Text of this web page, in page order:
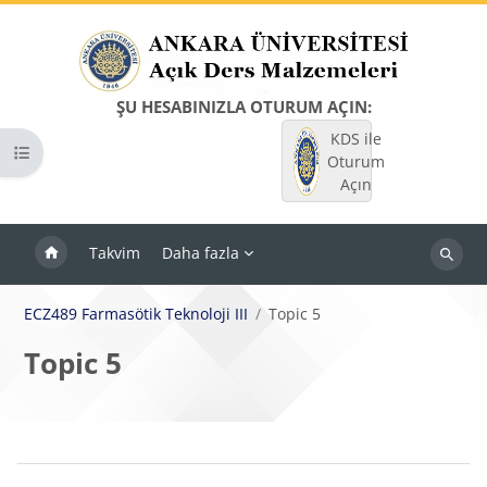
ŞU HESABINIZLA OTURUM AÇIN:
KDS ile
Oturum
Açın
Takvim Daha fazla
Dersleri
Kurs dizinini aç
ECZ489 Farmasötik Teknoloji III Topic 5
Topic 5
Bloklar
Bölüm anahatları